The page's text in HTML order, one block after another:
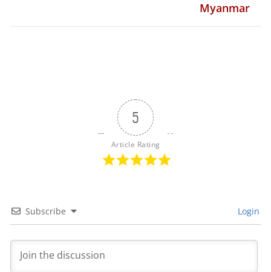
Myanmar
5
Article Rating
Subscribe Login